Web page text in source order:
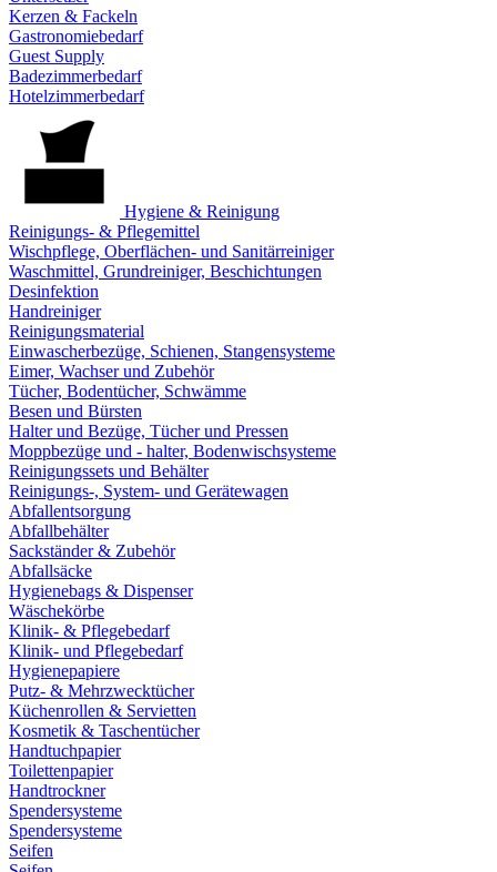
Kerzen & Fackeln
Gastronomiebedarf
Guest Supply
Badezimmerbedarf
Hotelzimmerbedarf
Hygiene & Reinigung
Reinigungs- & Pflegemittel
Wischpflege, Oberflächen- und Sanitärreiniger
Waschmittel, Grundreiniger, Beschichtungen
Desinfektion
Handreiniger
Reinigungsmaterial
Einwascherbezüge, Schienen, Stangensysteme
Eimer, Wachser und Zubehör
Tücher, Bodentücher, Schwämme
Besen und Bürsten
Halter und Bezüge, Tücher und Pressen
Moppbezüge und - halter, Bodenwischsysteme
Reinigungssets und Behälter
Reinigungs-, System- und Gerätewagen
Abfallentsorgung
Abfallbehälter
Sackständer & Zubehör
Abfallsäcke
Hygienebags & Dispenser
Wäschekörbe
Klinik- & Pflegebedarf
Klinik- und Pflegebedarf
Hygienepapiere
Putz- & Mehrzwecktücher
Küchenrollen & Servietten
Kosmetik & Taschentücher
Handtuchpapier
Toilettenpapier
Handtrockner
Spendersysteme
Spendersysteme
Seifen